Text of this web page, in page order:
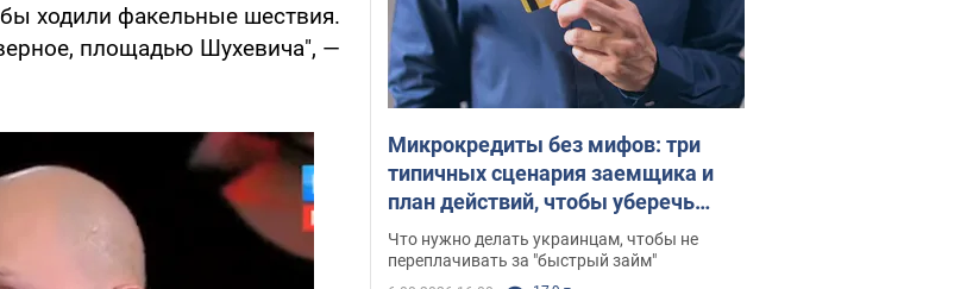
ходили факельные шествия.
площадью Шухевича", —
Микрокредиты без мифов: три
типичных сценария заемщика и
план действий, чтобы уберечь
свои деньги
Что нужно делать украинцам, чтобы не
переплачивать за "быстрый займ"